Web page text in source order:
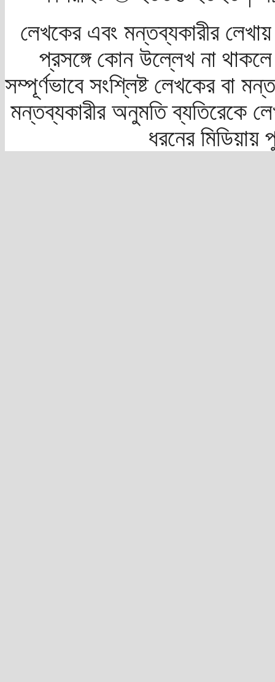
লেখকের এবং মন্তব্যকারীর
প্রসঙ্গে কোন উল্লেখ না
সম্পূর্ণভাবে সংশ্লিষ্ট লেখকের বা
মন্তব্যকারীর অনুমতি ব্যতিরেকে
ধরনের মিডিয়ায়